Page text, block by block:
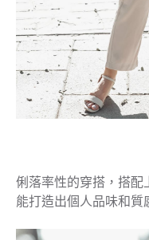
俐落率性的穿搭，搭配
能打造出個人品味和質